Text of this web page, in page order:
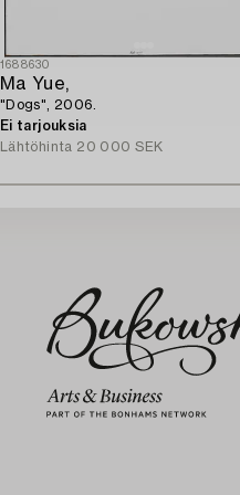
1688630
Ma Yue,
"Dogs", 2006.
Ei tarjouksia
Lähtöhinta 20 000 SEK